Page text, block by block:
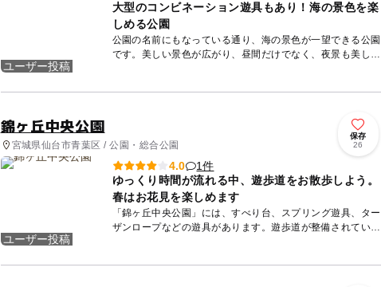
ユーザー投稿
大型のコンビネーション遊具もあり！海の景色を楽
しめる公園
公園の名前にもなっている通り、海の景色が一望できる公園
です。美しい景色が広がり、昼間だけでなく、夜景も美しい
錦ヶ丘中央公園
宮城県仙台市青葉区 / 公園・総合公園
保存
26
ユーザー投稿
4.0
1件
ゆっくり時間が流れる中、遊歩道をお散歩しよう。
春はお花見を楽しめます
「錦ヶ丘中央公園」には、すべり台、スプリング遊具、ター
ザンロープなどの遊具があります。遊歩道が整備されている